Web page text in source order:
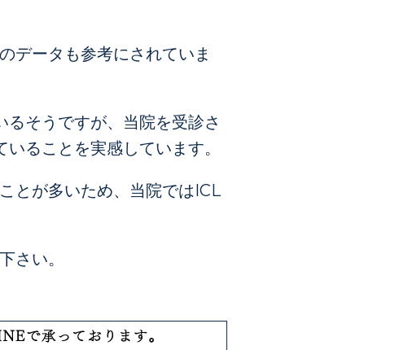
データも参考にされていま
そうですが、当院を受診さ
ることを実感しています。
とが多いため、当院ではICL
さい。